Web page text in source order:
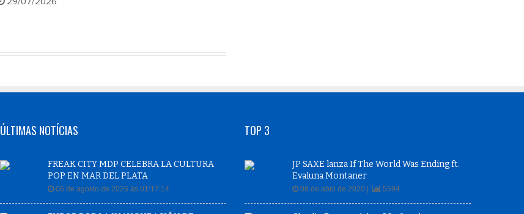
ÚLTIMAS NOTÍCIAS
FREAK CITY MDP CELEBRA LA CULTURA
POP EN MAR DEL PLATA
06 de agosto de 2026 às 01:17:14
TOP 3
JP SAXE lanza If The World Was Ending ft.
Evaluna Montaner
08 de abril de 2020 | 5594